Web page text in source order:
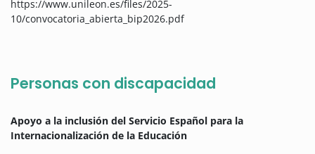
https://www.unileon.es/files/2025-
10/convocatoria_abierta_bip2026.pdf
Personas con discapacidad
Apoyo a la inclusión del Servicio Español para la
Internacionalización de la Educación